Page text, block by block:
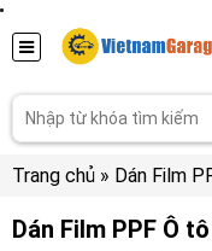
Trang chủ » Dán Film
Dán Film PPF Ô